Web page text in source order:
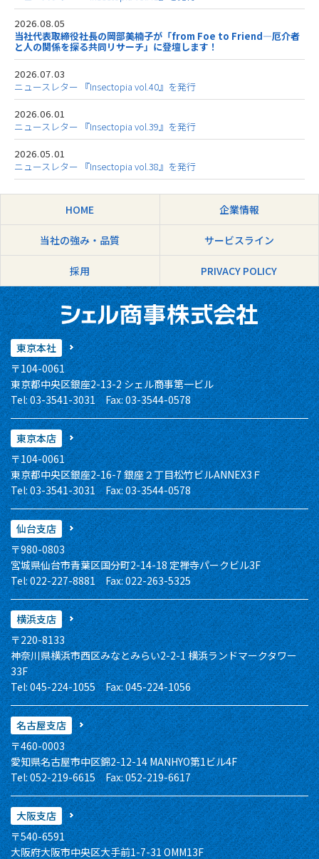
2026.08.05
当社代表取締役社長の岡部美楠子が「from Foe to Friend―厄介者
と人の関係を探る共同リサーチ」に登壇します！
2026.07.03
ニュースレター 『Insectopia vol.40』を発行
2026.06.01
ニュースレター 『Insectopia vol.39』を発行
2026.05.01
ニュースレター 『Insectopia vol.38』を発行
HOME 企業情報
当社の強み・品質 サービスライン
採用 PRIVACY POLICY
東京本社
〒104-0061
東京都中央区銀座2-13-2 シェル商事第一ビル
Tel: 03-3541-3031 Fax: 03-3544-0578
東京本店
〒104-0061
東京都中央区銀座2-16-7 銀座２丁目松竹ビルANNEX3Ｆ
Tel: 03-3541-3031 Fax: 03-3544-0578
仙台支店
〒980-0803
宮城県仙台市青葉区国分町2-14-18 定禅寺パークビル3F
Tel: 022-227-8881 Fax: 022-263-5325
横浜支店
〒220-8133
神奈川県横浜市西区みなとみらい2-2-1 横浜ランドマークタワー
33F
Tel: 045-224-1055 Fax: 045-224-1056
名古屋支店
〒460-0003
愛知県名古屋市中区錦2-12-14 MANHYO第1ビル4F
Tel: 052-219-6615 Fax: 052-219-6617
大阪支店
〒540-6591
大阪府大阪市中央区大手前1-7-31 OMM13F